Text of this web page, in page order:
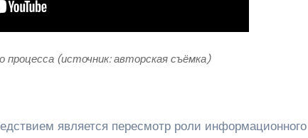
процесса (источник: авторская съёмка)
является пересмотр роли